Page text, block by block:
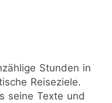
Stunden in
Reiseziele.
seine Texte und